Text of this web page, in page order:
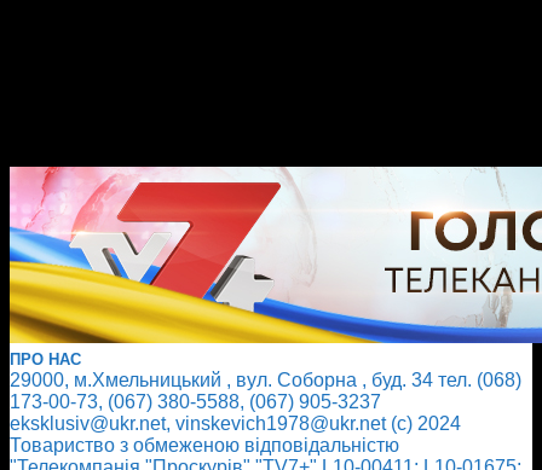
ПРО НАС
29000, м.Хмельницький , вул. Соборна , буд. 34 тел. (068)
173-00-73, (067) 380-5588, (067) 905-3237
eksklusiv@ukr.net, vinskevich1978@ukr.net (с) 2024
Товариство з обмеженою відповідальністю